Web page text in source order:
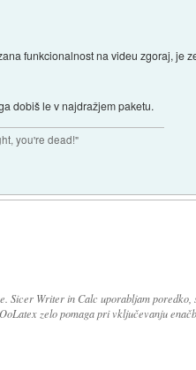
funkcionalnost na videu zgoraj, je
dobiš le v najdražjem paketu.
you're dead!"
Sicer Writer in Calc uporabljam poredko,
zelo pomaga pri vključevanju